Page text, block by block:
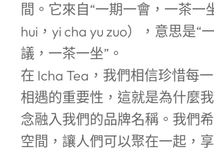
間。它來自“一期一會，一茶一
hui，yi cha yu zuo），意思是“
議，一茶一坐”。
在 Icha Tea，我們相信珍惜每
相遇的重要性，這就是為什麼
念融入我們的品牌名稱。我們
空間，讓人們可以聚在一起，